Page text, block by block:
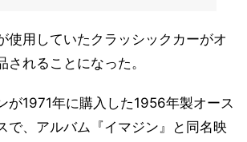
使用していたクラッシックカーがオ
されることになった。
が1971年に購入した1956年製オース
で、アルバム『イマジン』と同名映